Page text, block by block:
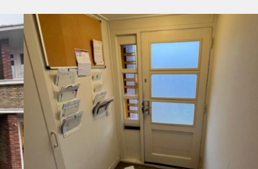
zes andere bewoners;
en gemeentelijke belastingen;
G/W/E;